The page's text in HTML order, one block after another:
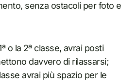
senza ostacoli per foto e
o la 2ª classe, avrai posti
davvero di rilassarsi;
avrai più spazio per le